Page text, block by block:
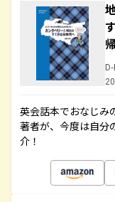
英会話本でおなじみ
著者が、今度は自分
介！